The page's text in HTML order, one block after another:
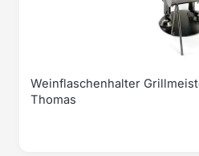
Weinflaschenhalter
Thomas